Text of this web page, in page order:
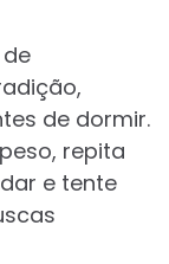
de dormir.
repita
e tente